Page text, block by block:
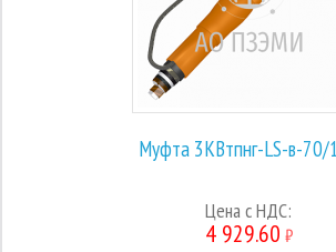
Муфта 3КВтпнг-LS-в-70/
Цена с НДС:
4 929.60 ₽